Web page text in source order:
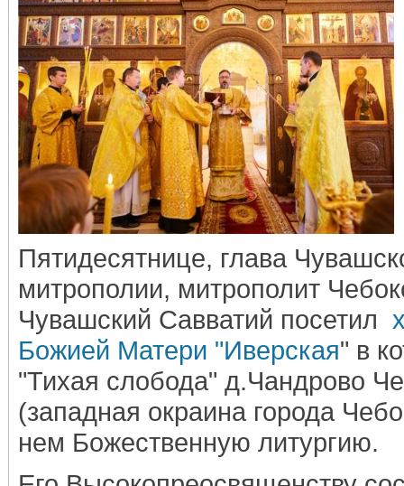
Пятидесятнице, глава
митрополии, митрополит
Чувашский Савватий посетил
Божией Матери "Иверская" в
"Тихая слобода" д.Чандрово
(западная окраина города
нем Божественную литургию.